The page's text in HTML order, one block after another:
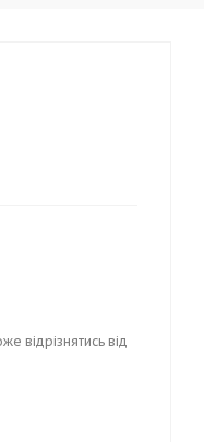
відрізнятись від